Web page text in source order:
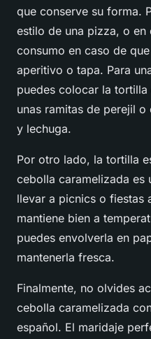
que conserve su forma.
estilo de una pizza, o
consumo en caso de
aperitivo o tapa. Para
puedes colocar la
unas ramitas de perejil
y lechuga.
Por otro lado, la tortilla
cebolla caramelizada es
llevar a picnics o fiestas
mantiene bien a
puedes envolverla en
mantenerla fresca.
Finalmente, no olvides
cebolla caramelizada
español. El maridaje